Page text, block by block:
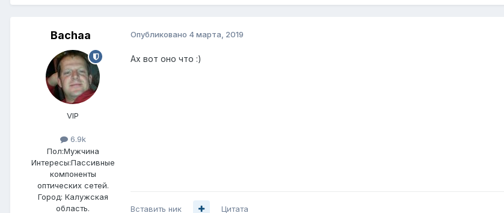
Bachaa
VIP
6.9k
Пол:Мужчина
Интересы:Пассивные
компоненты
оптических сетей.
Город: Калужская
область.
Опубликовано 4 марта, 2019
Ах вот оно что :)
Вставить ник Цитата